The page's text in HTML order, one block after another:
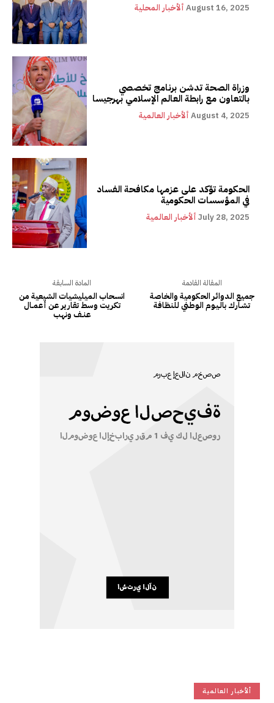
ألأخبار المحلية August 16, 2025
وزراة الصحة تدشن برنامج تخصصي
بالتعاون مع رابطة العالم الإسلامي بهرجيسا
ألأخبار العالمية August 4, 2025
الحكومة تؤكد على عزمها مكافحة الفساد
في المؤسسات الحكومية
ألأخبار العالمية July 28, 2025
المادة السابقة
انسحاب الميليشيات الشيعية من
تكريت وسط تقارير عن أعمــال
عنــف ونهب
المقالة القادمة
جميع الدوائر الحكومية والخاصة
تـشـارك بالـيـوم الوطـني للنظافة